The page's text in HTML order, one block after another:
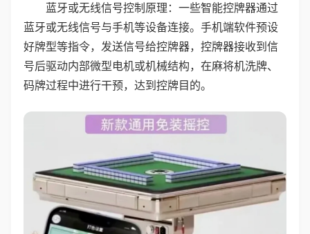
蓝牙或无线信号控制原理：一些智能控牌器通过
蓝牙或无线信号与手机等设备连接。手机端软件预设
好牌型等指令，发送信号给控牌器，控牌器接收到信
号后驱动内部微型电机或机械结构，在麻将机洗牌、
码牌过程中进行干预，达到控牌目的。